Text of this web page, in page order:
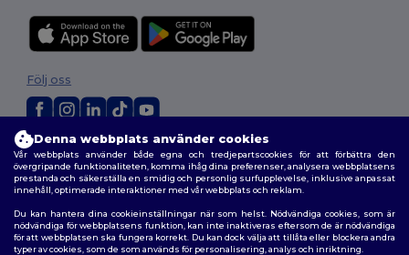
2026. Alla rättigheter förbehållna
Allmänna Villkor|Anpassad policy| Integritetspolicy|Policy för cookies
|Karta över webbplatsen
Följ oss
Denna webbplats använder cookies
Vår webbplats använder både egna och tredjepartscookies för att förbättra den
övergripande funktionaliteten, komma ihåg dina preferenser, analysera webbplatsens
prestanda och säkerställa en smidig och personlig surfupplevelse, inklusive anpassat
innehåll, optimerade interaktioner med vår webbplats och reklam.
Du kan hantera dina cookieinställningar när som helst. Nödvändiga cookies, som är
nödvändiga för webbplatsens funktion, kan inte inaktiveras eftersom de är nödvändiga
för att webbplatsen ska fungera korrekt. Du kan dock välja att tillåta eller blockera andra
typer av cookies, som de som används för personalisering, analys och inriktning.